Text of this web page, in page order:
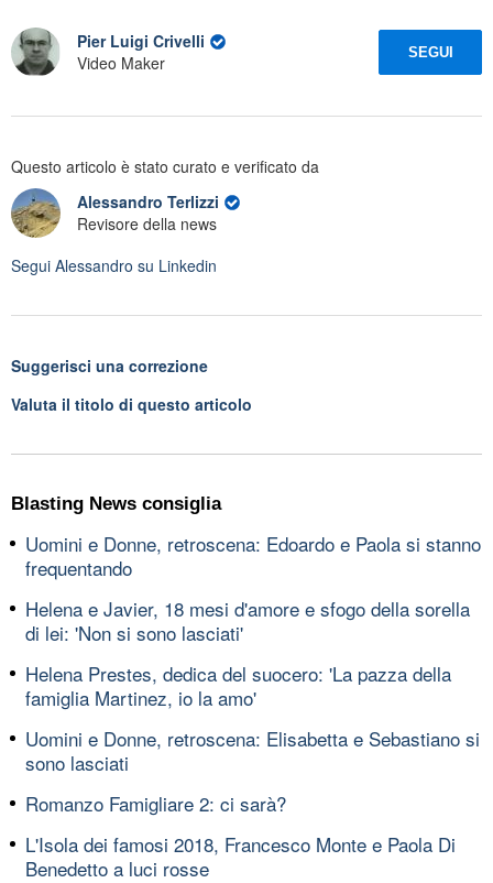
Pier Luigi Crivelli
Video Maker
SEGUI
Questo articolo è stato curato e verificato da
Alessandro Terlizzi
Revisore della news
Segui Alessandro su Linkedin
Suggerisci una correzione
Valuta il titolo di questo articolo
Blasting News consiglia
Uomini e Donne, retroscena: Edoardo e Paola si stanno
frequentando
Helena e Javier, 18 mesi d'amore e sfogo della sorella
di lei: 'Non si sono lasciati'
Helena Prestes, dedica del suocero: 'La pazza della
famiglia Martinez, io la amo'
Uomini e Donne, retroscena: Elisabetta e Sebastiano si
sono lasciati
Romanzo Famigliare 2: ci sarà?
L'Isola dei famosi 2018, Francesco Monte e Paola Di
Benedetto a luci rosse